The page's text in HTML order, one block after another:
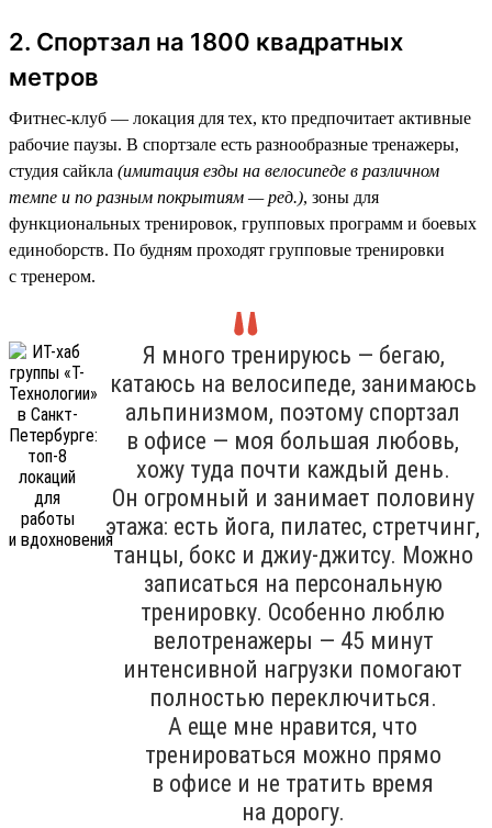
2. Спортзал на 1800 квадратных
метров
Фитнес-клуб — локация для тех, кто предпочитает активные
рабочие паузы. В спортзале есть разнообразные тренажеры,
студия сайкла (имитация езды на велосипеде в различном
темпе и по разным покрытиям — ред.), зоны для
функциональных тренировок, групповых программ и боевых
единоборств. По будням проходят групповые тренировки
с тренером.
Я много тренируюсь — бегаю,
катаюсь на велосипеде, занимаюсь
альпинизмом, поэтому спортзал
в офисе — моя большая любовь,
хожу туда почти каждый день.
Он огромный и занимает половину
этажа: есть йога, пилатес, стретчинг,
танцы, бокс и джиу-джитсу. Можно
записаться на персональную
тренировку. Особенно люблю
велотренажеры — 45 минут
интенсивной нагрузки помогают
полностью переключиться.
А еще мне нравится, что
тренироваться можно прямо
в офисе и не тратить время
на дорогу.